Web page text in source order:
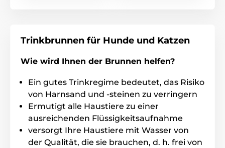
jedes Haustieres
PetSafe® Current Fontäne ist einfach zu bedienen.
Griffe an der Unterseite der Schüssel
sorgen für
einen bequemen Transport der Fontäne.
Spülmaschine gewaschen werden! Um den
ordnungsgemäßen Betrieb zu gewährleisten, stecken
Trinkbrunnen für Hunde und Katzen
Wie wird Ihnen der Brunnen helfen?
Ein gutes Trinkregime bedeutet, das Risiko
von Harnsand und -steinen zu verringern
Ermutigt alle Haustiere zu einer
ausreichenden Flüssigkeitsaufnahme
versorgt Ihre Haustiere mit Wasser von
der Qualität, die sie brauchen, d. h. frei von